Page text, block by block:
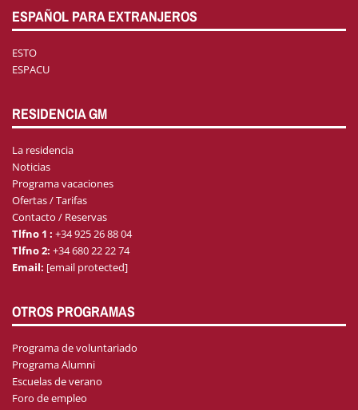
ESPAÑOL PARA EXTRANJEROS
ESTO
ESPACU
RESIDENCIA GM
La residencia
Noticias
Programa vacaciones
Ofertas / Tarifas
Contacto / Reservas
Tlfno 1 : +34 925 26 88 04
Tlfno 2: +34 680 22 22 74
Email: [email protected]
OTROS PROGRAMAS
Programa de voluntariado
Programa Alumni
Escuelas de verano
Foro de empleo